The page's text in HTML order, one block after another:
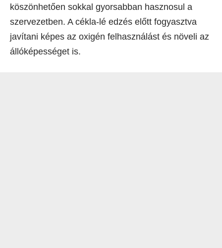
köszönhetően sokkal gyorsabban hasznosul a
szervezetben. A cékla-lé edzés előtt fogyasztva
javítani képes az oxigén felhasználást és növeli az
állóképességet is.